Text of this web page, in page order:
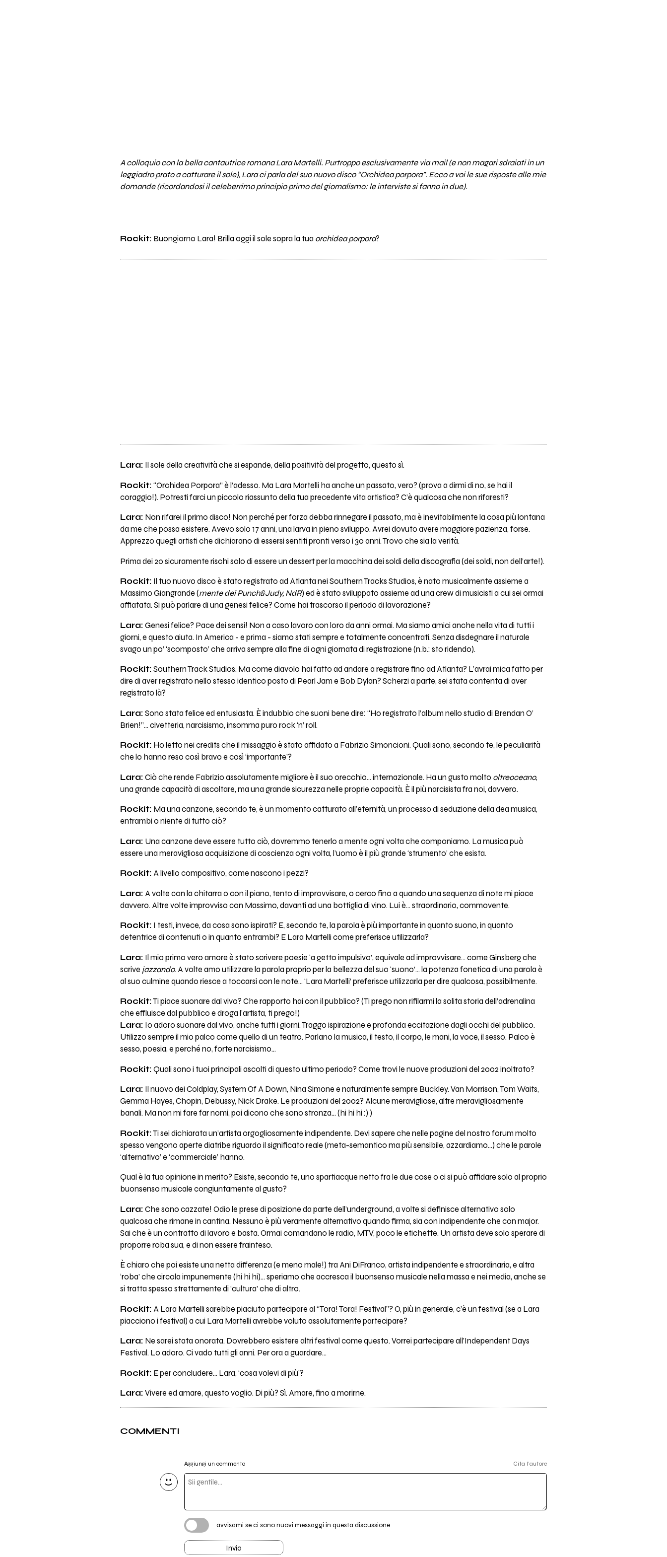
A colloquio con la bella cantautrice romana Lara Martelli. Purtroppo esclusivamente via mail (e non magari sdraiati in un
leggiadro prato a catturare il sole), Lara ci parla del suo nuovo disco “Orchidea porpora”. Ecco a voi le sue risposte alle mie
domande (ricordandosi il celeberrimo principio primo del giornalismo: le interviste si fanno in due).
Rockit: Buongiorno Lara! Brilla oggi il sole sopra la tua orchidea porpora?
Lara: Il sole della creatività che si espande, della positività del progetto, questo sì.
Rockit: “Orchidea Porpora” è l’adesso. Ma Lara Martelli ha anche un passato, vero? (prova a dirmi di no, se hai il
coraggio!). Potresti farci un piccolo riassunto della tua precedente vita artistica? C’è qualcosa che non rifaresti?
Lara: Non rifarei il primo disco! Non perché per forza debba rinnegare il passato, ma è inevitabilmente la cosa più lontana
da me che possa esistere. Avevo solo 17 anni, una larva in pieno sviluppo. Avrei dovuto avere maggiore pazienza, forse.
Apprezzo quegli artisti che dichiarano di essersi sentiti pronti verso i 30 anni. Trovo che sia la verità.
Prima dei 20 sicuramente rischi solo di essere un dessert per la macchina dei soldi della discografia (dei soldi, non dell’arte!).
Rockit: Il tuo nuovo disco è stato registrato ad Atlanta nei Southern Tracks Studios, è nato musicalmente assieme a
Massimo Giangrande (mente dei Punch&Judy, NdR) ed è stato sviluppato assieme ad una crew di musicisti a cui sei ormai
affiatata. Si può parlare di una genesi felice? Come hai trascorso il periodo di lavorazione?
Lara: Genesi felice? Pace dei sensi! Non a caso lavoro con loro da anni ormai. Ma siamo amici anche nella vita di tutti i
giorni, e questo aiuta. In America - e prima - siamo stati sempre e totalmente concentrati. Senza disdegnare il naturale
svago un po’ ‘scomposto’ che arriva sempre alla fine di ogni giornata di registrazione (n.b.: sto ridendo).
Rockit: Southern Track Studios. Ma come diavolo hai fatto ad andare a registrare fino ad Atlanta? L’avrai mica fatto per
dire di aver registrato nello stesso identico posto di Pearl Jam e Bob Dylan? Scherzi a parte, sei stata contenta di aver
registrato là?
Lara: Sono stata felice ed entusiasta. È indubbio che suoni bene dire: “Ho registrato l’album nello studio di Brendan O’
Brien!”... civetteria, narcisismo, insomma puro rock ‘n’ roll.
Rockit: Ho letto nei credits che il missaggio è stato affidato a Fabrizio Simoncioni. Quali sono, secondo te, le peculiarità
che lo hanno reso così bravo e così ‘importante’?
Lara: Ciò che rende Fabrizio assolutamente migliore è il suo orecchio… internazionale. Ha un gusto molto oltreoceano,
una grande capacità di ascoltare, ma una grande sicurezza nelle proprie capacità. È il più narcisista fra noi, davvero.
Rockit: Ma una canzone, secondo te, è un momento catturato all’eternità, un processo di seduzione della dea musica,
entrambi o niente di tutto ciò?
Lara: Una canzone deve essere tutto ciò, dovremmo tenerlo a mente ogni volta che componiamo. La musica può
essere una meravigliosa acquisizione di coscienza ogni volta, l’uomo è il più grande ‘strumento’ che esista.
Rockit: A livello compositivo, come nascono i pezzi?
Lara: A volte con la chitarra o con il piano, tento di improvvisare, o cerco fino a quando una sequenza di note mi piace
davvero. Altre volte improvviso con Massimo, davanti ad una bottiglia di vino. Lui è... straordinario, commovente.
Rockit: I testi, invece, da cosa sono ispirati? E, secondo te, la parola è più importante in quanto suono, in quanto
detentrice di contenuti o in quanto entrambi? E Lara Martelli come preferisce utilizzarla?
Lara: Il mio primo vero amore è stato scrivere poesie ‘a getto impulsivo’, equivale ad improvvisare... come Ginsberg che
scrive jazzando. A volte amo utilizzare la parola proprio per la bellezza del suo ‘suono’... la potenza fonetica di una parola è
al suo culmine quando riesce a toccarsi con le note... ‘Lara Martelli’ preferisce utilizzarla per dire qualcosa, possibilmente.
Rockit:Ti piace suonare dal vivo? Che rapporto hai con il pubblico? (Ti prego non rifilarmi la solita storia dell’adrenalina
che effluisce dal pubblico e droga l’artista, ti prego!)
Lara: Io adoro suonare dal vivo, anche tutti i giorni. Traggo ispirazione e profonda eccitazione dagli occhi del pubblico.
Utilizzo sempre il mio palco come quello di un teatro. Parlano la musica, il testo, il corpo, le mani, la voce, il sesso. Palco è
sesso, poesia, e perché no, forte narcisismo...
Rockit: Quali sono i tuoi principali ascolti di questo ultimo periodo? Come trovi le nuove produzioni del 2002 inoltrato?
Lara: Il nuovo dei Coldplay, System Of A Down, Nina Simone e naturalmente sempre Buckley. Van Morrison, Tom Waits,
Gemma Hayes, Chopin, Debussy, Nick Drake. Le produzioni del 2002? Alcune meravigliose, altre meravigliosamente
banali. Ma non mi fare far nomi, poi dicono che sono stronza... (hi hi hi :) )
Rockit:Ti sei dichiarata un’artista orgogliosamente indipendente. Devi sapere che nelle pagine del nostro forum molto
spesso vengono aperte diatribe riguardo il significato reale (meta-semantico ma più sensibile, azzardiamo…) che le parole
‘alternativo’ e ‘commerciale’ hanno.
Qual è la tua opinione in merito? Esiste, secondo te, uno spartiacque netto fra le due cose o ci si può affidare solo al proprio
buonsenso musicale congiuntamente al gusto?
Lara: Che sono cazzate! Odio le prese di posizione da parte dell’underground, a volte si definisce alternativo solo
qualcosa che rimane in cantina. Nessuno è più veramente alternativo quando firma, sia con indipendente che con major.
Sai che è un contratto di lavoro e basta. Ormai comandano le radio, MTV, poco le etichette. Un artista deve solo sperare di
proporre roba sua, e di non essere frainteso.
È chiaro che poi esiste una netta differenza (e meno male!) tra Ani DiFranco, artista indipendente e straordinaria, e altra
‘roba’ che circola impunemente (hi hi hi)... speriamo che accresca il buonsenso musicale nella massa e nei media, anche se
si tratta spesso strettamente di ‘cultura’ che di altro.
Rockit: A Lara Martelli sarebbe piaciuto partecipare al “Tora! Tora! Festival”? O, più in generale, c’è un festival (se a Lara
piacciono i festival) a cui Lara Martelli avrebbe voluto assolutamente partecipare?
Lara: Ne sarei stata onorata. Dovrebbero esistere altri festival come questo. Vorrei partecipare all’Independent Days
Festival. Lo adoro. Ci vado tutti gli anni. Per ora a guardare...
Rockit: E per concludere... Lara, ‘cosa volevi di più’?
Lara: Vivere ed amare, questo voglio. Di più? Sì. Amare, fino a morirne.
COMMENTI
Aggiungi un commento Cita l'autore
avvisami se ci sono nuovi messaggi in questa discussione
Invia